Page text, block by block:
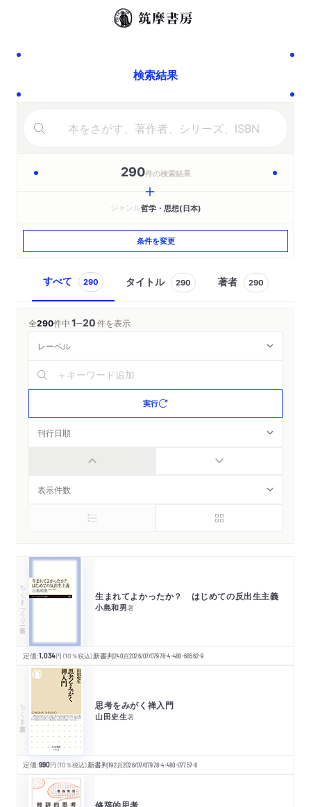
検索結果
290件の検索結果
ジャンル哲学・思想(日本)
条件を変更
すべて 290 タイトル 290 著者 290
全290件中1─20件を表示
実行
ちくまプリマー新書 生まれてよかったか？ はじめての反出生主義
小島和男著
定価:1,034円 （10％税込）新書判240頁2026/07/07978-4-480-68562-9
ちくま新書 思考をみがく禅入門
山田史生著
定価:990円 （10％税込）新書判192頁2026/07/07978-4-480-07757-8